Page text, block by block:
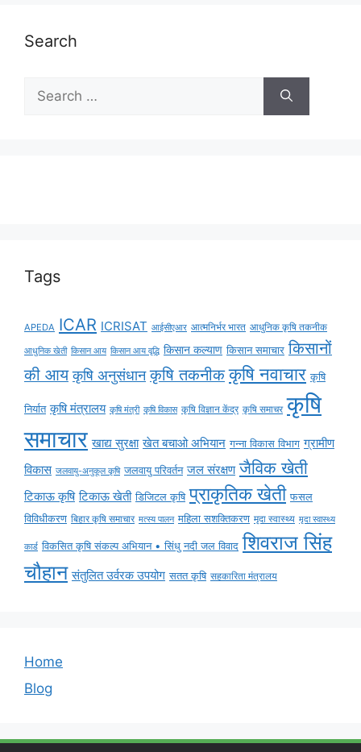
Search
Tags
APEDA ICAR ICRISAT आईसीएआर आत्मनिर्भर भारत आधुनिक कृषि तकनीक
आधुनिक खेती किसान आय किसान आय वृद्धि किसान कल्याण किसान समाचार किसानों
की आय कृषि अनुसंधान कृषि तकनीक कृषि नवाचार कृषि
निर्यात कृषि मंत्रालय कृषि मंत्री कृषि विकास कृषि विज्ञान केंद्र कृषि समाचर कृषि
समाचार खाद्य सुरक्षा खेत बचाओ अभियान गन्ना विकास विभाग ग्रामीण
विकास जलवायु-अनुकूल कृषि जलवायु परिवर्तन जल संरक्षण जैविक खेती
टिकाऊ कृषि टिकाऊ खेती डिजिटल कृषि प्राकृतिक खेती फसल
विविधीकरण बिहार कृषि समाचार मत्स्य पालन महिला सशक्तिकरण मृदा स्वास्थ्य मृदा स्वास्थ्य
कार्ड विकसित कृषि संकल्प अभियान • सिंधु नदी जल विवाद शिवराज सिंह
चौहान संतुलित उर्वरक उपयोग सतत कृषि सहकारिता मंत्रालय
Home
Blog